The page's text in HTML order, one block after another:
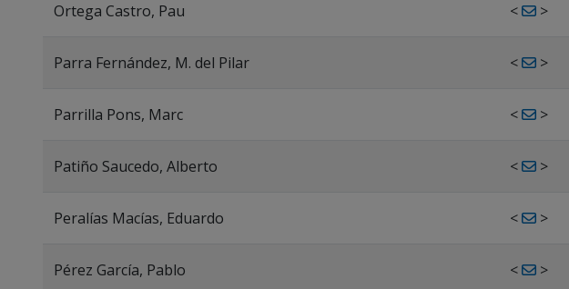
Ortega Castro, Pau < >
Parra Fernández, M. del Pilar < >
Parrilla Pons, Marc < >
Patiño Saucedo, Alberto < >
Peralías Macías, Eduardo < >
Pérez García, Pablo < >